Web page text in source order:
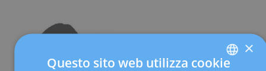
×
Questo sito web utilizza cookie